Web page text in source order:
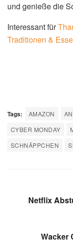
und genieße die
Interessant für
Traditionen &
Tags: AMAZON
CYBER MONDAY
SCHNÄPPCHEN
Netflix
Wacker